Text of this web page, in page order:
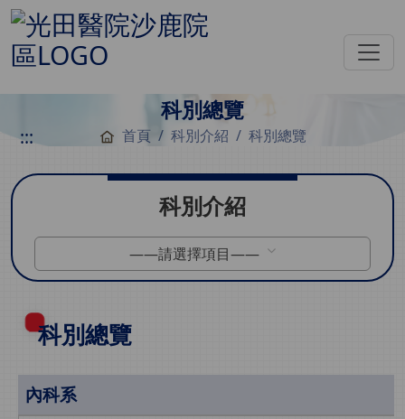
科別總覽
::: 首頁 科別介紹 科別總覽
科別介紹
——請選擇項目——
科別總覽
內科系